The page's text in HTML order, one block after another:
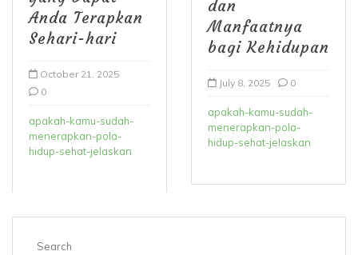
Anda Terapkan
Sehari-hari
October 21, 2025
0
apakah-kamu-sudah-
menerapkan-pola-
hidup-sehat-jelaskan
dan
Manfaatnya
bagi Kehidupan
July 8, 2025 0
apakah-kamu-sudah-
menerapkan-pola-
hidup-sehat-jelaskan
Search